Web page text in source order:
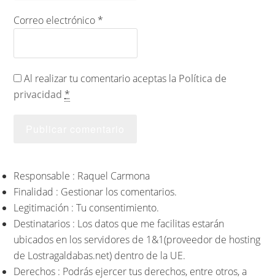
Correo electrónico *
Al realizar tu comentario aceptas la Política de
privacidad *
Responsable : Raquel Carmona
Finalidad : Gestionar los comentarios.
Legitimación : Tu consentimiento.
Destinatarios : Los datos que me facilitas estarán
ubicados en los servidores de 1&1(proveedor de hosting
de Lostragaldabas.net) dentro de la UE.
Derechos : Podrás ejercer tus derechos, entre otros, a